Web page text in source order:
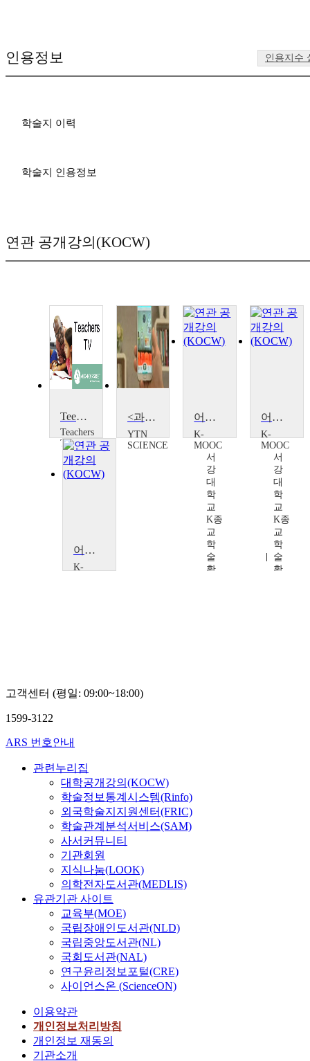
인용정보 인용지수
학술지 이력
학술지 인용정보
연관 공개강의(KOCW)
Teenage Mothers
Teachers
TV
Teachers
TV
<과학기술-다큐S> 새로운 세계가 열린다 증강 현실
YTN
SCIENCE
어머니 마리아와 함께 기도하는 한국 천주교 II
K-
MOOC
서
강
대
학
교
K종
교
학
술
확
어머니 마리아와 함께 기도하는 한국 천주교Ⅰ
K-
MOOC
서
강
대
학
교
K종
교
학
술
확
어머니 마리아와 함께 기도하는 한국 천주교Ⅰ
K-
술
최
우
혁
고객센터 (평일: 09:00~18:00)
1599-3122
ARS 번호안내
관련누리집
대학공개강의(KOCW)
학술정보통계시스템(Rinfo)
외국학술지지원센터(FRIC)
학술관계분석서비스(SAM)
사서커뮤니티
기관회원
지식나눔(LOOK)
의학전자도서관(MEDLIS)
유관기관 사이트
교육부(MOE)
국립장애인도서관(NLD)
국립중앙도서관(NL)
국회도서관(NAL)
연구윤리정보포털(CRE)
사이언스온 (ScienceON)
이용약관
개인정보처리방침
개인정보 재동의
기관소개